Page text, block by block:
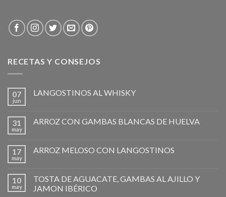
RECETAS Y CONSEJOS
07
jun
LANGOSTINOS AL WHISKY
31
may
ARROZ CON GAMBAS BLANCAS DE HUELVA
17
may
ARROZ MELOSO CON LANGOSTINOS
10
may
TOSTA DE AGUACATE, GAMBAS AL AJILLO Y
JAMON IBÉRICO